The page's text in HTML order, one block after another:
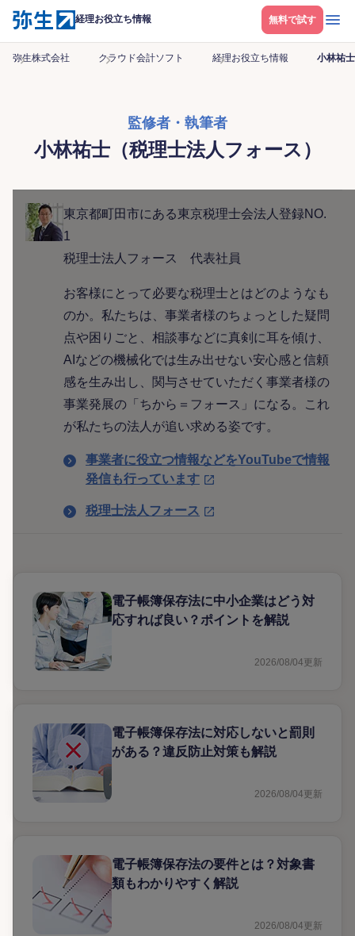
経理お役立ち情報 無料で試す メニ
弥生株式会社 クラウド会計ソフト 経理お役立ち情報 小林祐
小林祐士（税理士法人フォース）
監修者・執筆者
東京都町田市にある東京税理士会法人登録NO.
1
税理士法人フォース 代表社員
お客様にとって必要な税理士とはどのようなも
のか。私たちは、事業者様のちょっとした疑問
点や困りごと、相談事などに真剣に耳を傾け、
AIなどの機械化では生み出せない安心感と信頼
感を生み出し、関与させていただく事業者様の
事業発展の「ちから＝フォース」になる。これ
が私たちの法人が追い求める姿です。
事業者に役立つ情報などをYouTubeで情報
発信も行っています
税理士法人フォース
電子帳簿保存法に中小企業はどう対
応すれば良い？ポイントを解説
2026/08/04更新
電子帳簿保存法に対応しないと罰則
がある？違反防止対策も解説
2026/08/04更新
電子帳簿保存法の要件とは？対象書
類もわかりやすく解説
2026/08/04更新